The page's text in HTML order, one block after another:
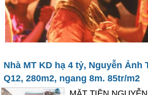
Nhà MT KD hạ 4 tỷ, Nguyễn Ảnh
Q12, 280m2, ngang 8m. 85tr/m2